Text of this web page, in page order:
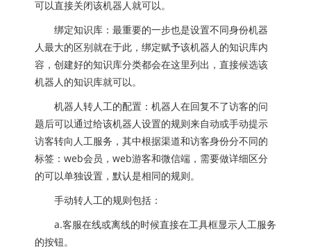
可以直接关闭该机器人就可以。
绑定知识库：最重要的一步也是设置不同身份机器
人最大的区别就在于此，绑定赋予该机器人的知识库内
容，创建好的知识库分类都会在这里列出，直接候选该
机器人的知识库就可以。
机器人转人工的配置：机器人在回复不了访客的问
题后可以通过给该机器人设置的规则来自动或手动提示
访客转向人工服务，其中根据渠道和访客身份分不同的
标签：web会员，web游客和微信端，需要做详细区分
的可以单独设置，默认是相同的规则。
手动转人工的规则包括：
a.客服在线或离线的时候直接在工具框显示人工服务
的按钮。